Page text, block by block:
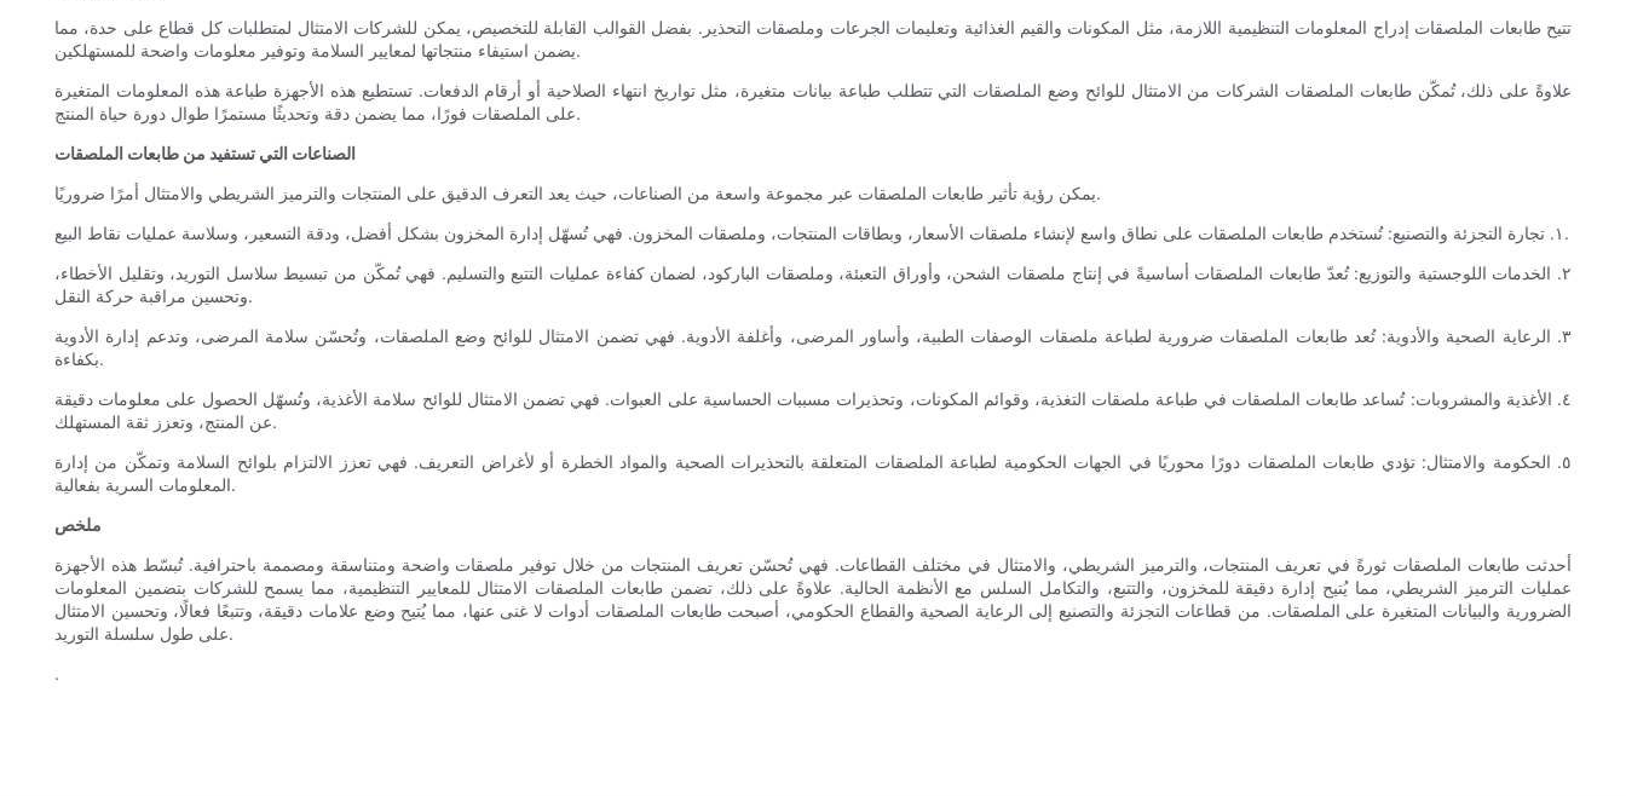
تتيح طابعات الملصقات إدراج المعلومات التنظيمية اللازمة، مثل المكونات والقيم الغذائية وتعليمات الجرعات وملصقات التحذير. بفضل القوالب القابلة للتخصيص، يمكن للشركات الامتثال لمتطلبات كل قطاع على حدة، مما
يضمن استيفاء منتجاتها لمعايير السلامة وتوفير معلومات واضحة للمستهلكين.
علاوةً على ذلك، تُمكّن طابعات الملصقات الشركات من الامتثال للوائح وضع الملصقات التي تتطلب طباعة بيانات متغيرة، مثل تواريخ انتهاء الصلاحية أو أرقام الدفعات. تستطيع هذه الأجهزة طباعة هذه المعلومات المتغيرة
على الملصقات فورًا، مما يضمن دقة وتحديثًا مستمرًا طوال دورة حياة المنتج.
الصناعات التي تستفيد من طابعات الملصقات
يمكن رؤية تأثير طابعات الملصقات عبر مجموعة واسعة من الصناعات، حيث يعد التعرف الدقيق على المنتجات والترميز الشريطي والامتثال أمرًا ضروريًا.
١. تجارة التجزئة والتصنيع: تُستخدم طابعات الملصقات على نطاق واسع لإنشاء ملصقات الأسعار، وبطاقات المنتجات، وملصقات المخزون. فهي تُسهّل إدارة المخزون بشكل أفضل، ودقة التسعير، وسلاسة عمليات نقاط البيع.
٢. الخدمات اللوجستية والتوزيع: تُعدّ طابعات الملصقات أساسيةً في إنتاج ملصقات الشحن، وأوراق التعبئة، وملصقات الباركود، لضمان كفاءة عمليات التتبع والتسليم. فهي تُمكّن من تبسيط سلاسل التوريد، وتقليل الأخطاء،
وتحسين مراقبة حركة النقل.
٣. الرعاية الصحية والأدوية: تُعد طابعات الملصقات ضرورية لطباعة ملصقات الوصفات الطبية، وأساور المرضى، وأغلفة الأدوية. فهي تضمن الامتثال للوائح وضع الملصقات، وتُحسّن سلامة المرضى، وتدعم إدارة الأدوية
بكفاءة.
٤. الأغذية والمشروبات: تُساعد طابعات الملصقات في طباعة ملصقات التغذية، وقوائم المكونات، وتحذيرات مسببات الحساسية على العبوات. فهي تضمن الامتثال للوائح سلامة الأغذية، وتُسهّل الحصول على معلومات دقيقة
عن المنتج، وتعزز ثقة المستهلك.
٥. الحكومة والامتثال: تؤدي طابعات الملصقات دورًا محوريًا في الجهات الحكومية لطباعة الملصقات المتعلقة بالتحذيرات الصحية والمواد الخطرة أو لأغراض التعريف. فهي تعزز الالتزام بلوائح السلامة وتمكّن من إدارة
المعلومات السرية بفعالية.
ملخص
أحدثت طابعات الملصقات ثورةً في تعريف المنتجات، والترميز الشريطي، والامتثال في مختلف القطاعات. فهي تُحسّن تعريف المنتجات من خلال توفير ملصقات واضحة ومتناسقة ومصممة باحترافية. تُبسّط هذه الأجهزة
عمليات الترميز الشريطي، مما يُتيح إدارة دقيقة للمخزون، والتتبع، والتكامل السلس مع الأنظمة الحالية. علاوةً على ذلك، تضمن طابعات الملصقات الامتثال للمعايير التنظيمية، مما يسمح للشركات بتضمين المعلومات
الضرورية والبيانات المتغيرة على الملصقات. من قطاعات التجزئة والتصنيع إلى الرعاية الصحية والقطاع الحكومي، أصبحت طابعات الملصقات أدوات لا غنى عنها، مما يُتيح وضع علامات دقيقة، وتتبعًا فعالًا، وتحسين الامتثال
على طول سلسلة التوريد.
.